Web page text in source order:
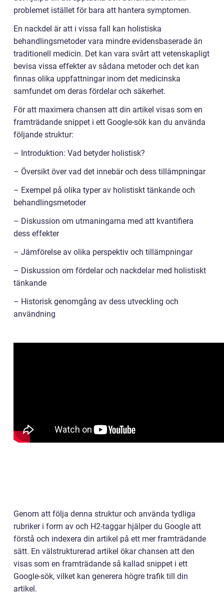
problemet istället för bara att hantera symptomen.
En nackdel är att i vissa fall kan holistiska
behandlingsmetoder vara mindre evidensbaserade än
traditionell medicin. Det kan vara svårt att vetenskapligt
bevisa vissa effekter av sådana metoder och det kan
finnas olika uppfattningar inom det medicinska
samfundet om deras fördelar och säkerhet.
För att maximera chansen att din artikel visas som en
framträdande snippet i ett Google-sök kan du använda
följande struktur:
– Introduktion: Vad betyder holistisk?
– Översikt över vad det innebär och dess tillämpningar
– Exempel på olika typer av holistiskt tänkande och
behandlingsmetoder
– Diskussion om utmaningarna med att kvantifiera
dess effekter
– Jämförelse av olika perspektiv och tillämpningar
– Diskussion om fördelar och nackdelar med holistiskt
tänkande
– Historisk genomgång av dess utveckling och
användning
Genom att följa denna struktur och använda tydliga
rubriker i form av och H2-taggar hjälper du Google att
förstå och indexera din artikel på ett mer framträdande
sätt. En välstrukturerad artikel ökar chansen att den
visas som en framträdande så kallad snippet i ett
Google-sök, vilket kan generera högre trafik till din
artikel.